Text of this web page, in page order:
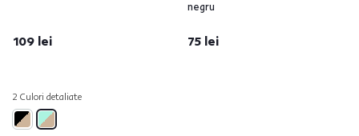
109 lei
2 Culori detaliate
negru
75 lei